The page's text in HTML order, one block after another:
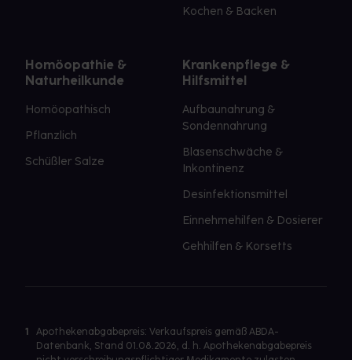
Kochen & Backen
Homöopathie &
Naturheilkunde
Homöopathisch
Pflanzlich
Schüßler Salze
Krankenpflege &
Hilfsmittel
Aufbaunahrung &
Sondennahrung
Blasenschwäche &
Inkontinenz
Desinfektionsmittel
Einnehmehilfen & Dosierer
Gehhilfen & Korsetts
1
Apothekenabgabepreis: Verkaufspreis gemäß ABDA-
Datenbank, Stand 01.08.2026, d. h. Apothekenabgabepreis